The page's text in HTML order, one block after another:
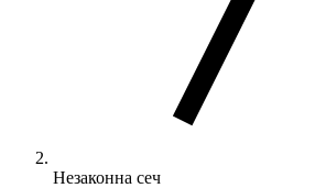
Незаконна сеч